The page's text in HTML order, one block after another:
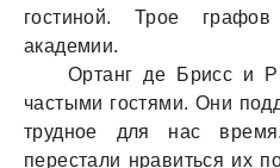
гостиной. Трое
академии.
Ортанг де Брисс и
частыми гостями. Они
трудное для нас
перестали нравиться их